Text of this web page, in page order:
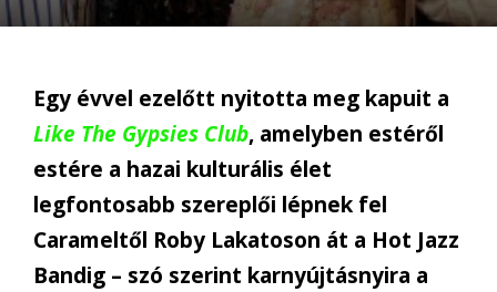
Egy évvel ezelőtt nyitotta meg kapuit a
Like The Gypsies Club, amelyben estéről
estére a hazai kulturális élet
legfontosabb szereplői lépnek fel
Carameltől Roby Lakatoson át a Hot Jazz
Bandig – szó szerint karnyújtásnyira a